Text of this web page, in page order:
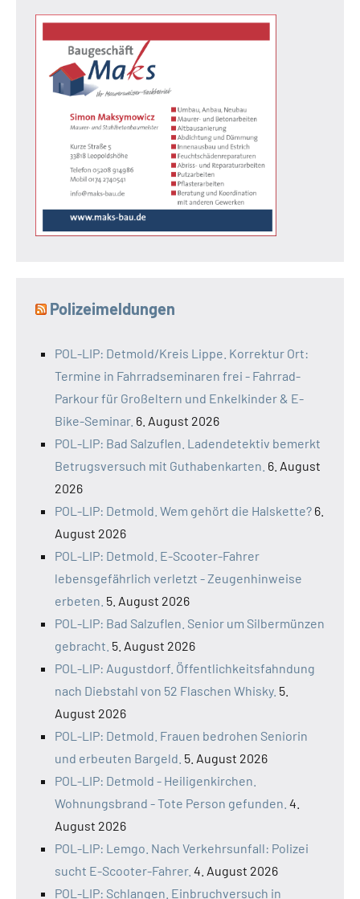
Polizeimeldungen
POL-LIP: Detmold/Kreis Lippe. Korrektur Ort:
Termine in Fahrradseminaren frei - Fahrrad-
Parkour für Großeltern und Enkelkinder & E-
Bike-Seminar. 6. August 2026
POL-LIP: Bad Salzuflen. Ladendetektiv bemerkt
Betrugsversuch mit Guthabenkarten. 6. August
2026
POL-LIP: Detmold. Wem gehört die Halskette? 6.
August 2026
POL-LIP: Detmold. E-Scooter-Fahrer
lebensgefährlich verletzt - Zeugenhinweise
erbeten. 5. August 2026
POL-LIP: Bad Salzuflen. Senior um Silbermünzen
gebracht. 5. August 2026
POL-LIP: Augustdorf. Öffentlichkeitsfahndung
nach Diebstahl von 52 Flaschen Whisky. 5.
August 2026
POL-LIP: Detmold. Frauen bedrohen Seniorin
und erbeuten Bargeld. 5. August 2026
POL-LIP: Detmold - Heiligenkirchen.
Wohnungsbrand - Tote Person gefunden. 4.
August 2026
POL-LIP: Lemgo. Nach Verkehrsunfall: Polizei
sucht E-Scooter-Fahrer. 4. August 2026
POL-LIP: Schlangen. Einbruchversuch in